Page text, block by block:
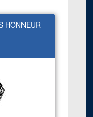
HONNEUR